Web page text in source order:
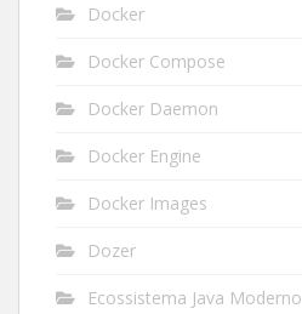
Docker
Docker Compose
Docker Daemon
Docker Engine
Docker Images
Dozer
Ecossistema Java Moderno